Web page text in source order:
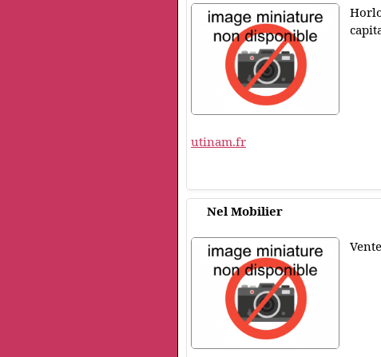
utinam.fr
Nel Mobilier